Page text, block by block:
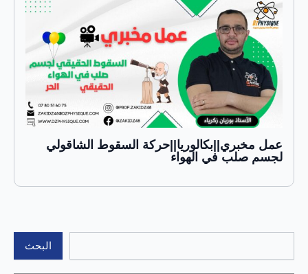
عمل مخبري||بكالوريا||حركة السقوط الشاقولي
لجسم صلب في الهواء
البحث